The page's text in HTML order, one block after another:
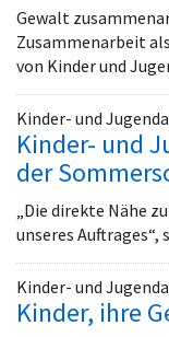
Gewalt
Zusammenarbeit
von Kinder und
Kinder- und
Kinder- und
der
„Die direkte Nähe
unseres Auftrages“,
Kinder- und
Kinder, ihre